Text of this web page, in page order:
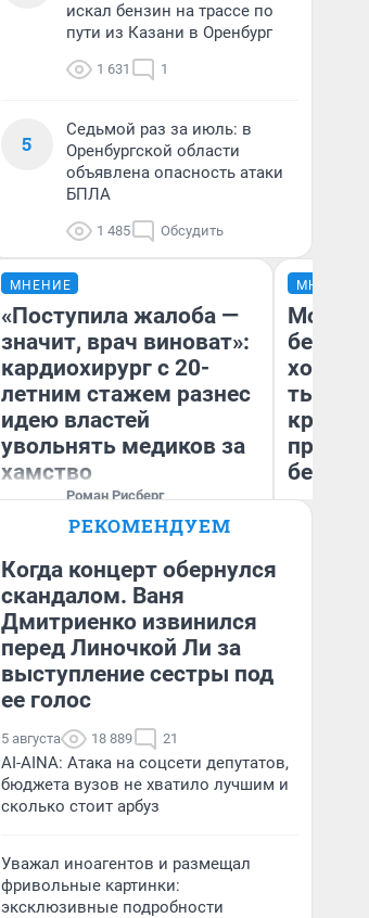
искал бензин на трассе по
пути из Казани в Оренбург
1 631 1
5
Седьмой раз за июль: в
Оренбургской области
объявлена опасность атаки
БПЛА
1 485 Обсудить
МНЕНИЕ
«Поступила жалоба —
значит, врач виноват»:
кардиохирург с 20-
летним стажем разнес
идею властей
увольнять медиков за
хамство
Роман Рисберг
Выполнил более 7000
лечебных и диагностических
сосудах.
МНЕНИЕ
Мой
хотела
тысяч,
РЕКОМЕНДУЕМ
Когда концерт обернулся
скандалом. Ваня
Дмитриенко извинился
перед Линочкой Ли за
выступление сестры под
ее голос
5 августа 18 889 21
AI-AINA: Атака на соцсети депутатов,
бюджета вузов не хватило лучшим и
сколько стоит арбуз
Уважал иноагентов и размещал
фривольные картинки:
эксклюзивные подробности